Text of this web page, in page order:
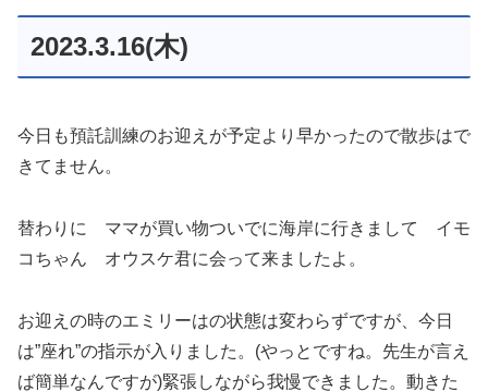
2023.3.16(木)
今日も預託訓練のお迎えが予定より早かったので散歩はで
きてません。
替わりに ママが買い物ついでに海岸に行きまして イモ
コちゃん オウスケ君に会って来ましたよ。
お迎えの時のエミリーはの状態は変わらずですが、今日
は”座れ”の指示が入りました。(やっとですね。先生が言え
ば簡単なんですが)緊張しながら我慢できました。動きた